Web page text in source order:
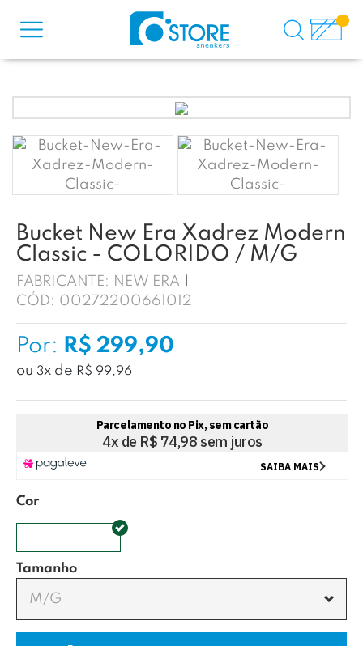
Bucket New Era Xadrez Modern
Classic - COLORIDO / M/G
FABRICANTE: NEW ERA
CÓD: 00272200661012
Por: R$ 299,90
ou 3x de R$ 99,96
Cor
Tamanho
M/G